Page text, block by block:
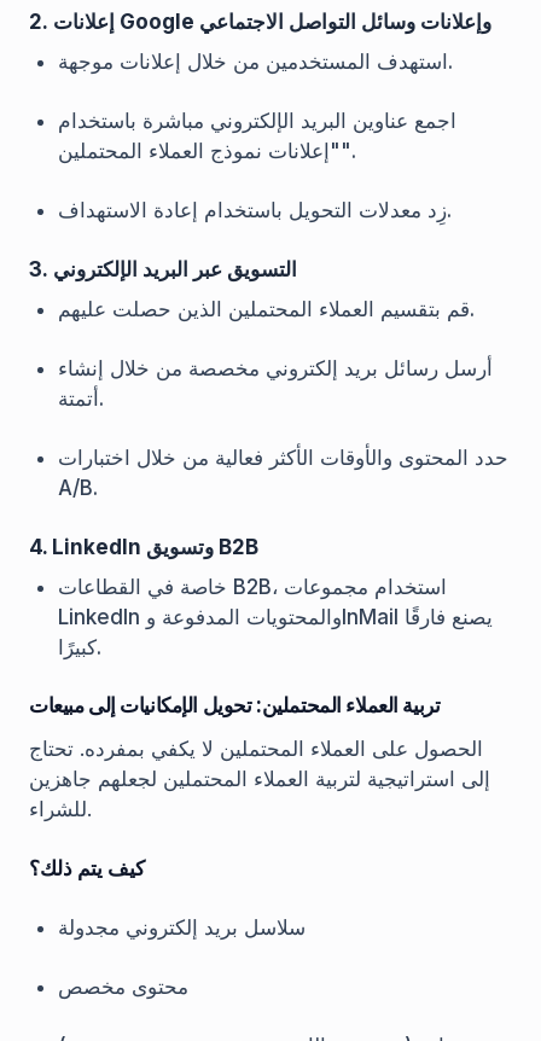
2. إعلانات Google وإعلانات وسائل التواصل الاجتماعي
استهدف المستخدمين من خلال إعلانات موجهة.
اجمع عناوين البريد الإلكتروني مباشرة باستخدام
"إعلانات نموذج العملاء المحتملين".
زِد معدلات التحويل باستخدام إعادة الاستهداف.
3. التسويق عبر البريد الإلكتروني
قم بتقسيم العملاء المحتملين الذين حصلت عليهم.
أرسل رسائل بريد إلكتروني مخصصة من خلال إنشاء
أتمتة.
حدد المحتوى والأوقات الأكثر فعالية من خلال اختبارات
A/B.
4. LinkedIn وتسويق B2B
خاصة في القطاعات B2B، استخدام مجموعات
LinkedIn والمحتويات المدفوعة وInMail يصنع فارقًا
كبيرًا.
تربية العملاء المحتملين: تحويل الإمكانيات إلى مبيعات
الحصول على العملاء المحتملين لا يكفي بمفرده. تحتاج
إلى استراتيجية لتربية العملاء المحتملين لجعلهم جاهزين
للشراء.
كيف يتم ذلك؟
سلاسل بريد إلكتروني مجدولة
محتوى مخصص